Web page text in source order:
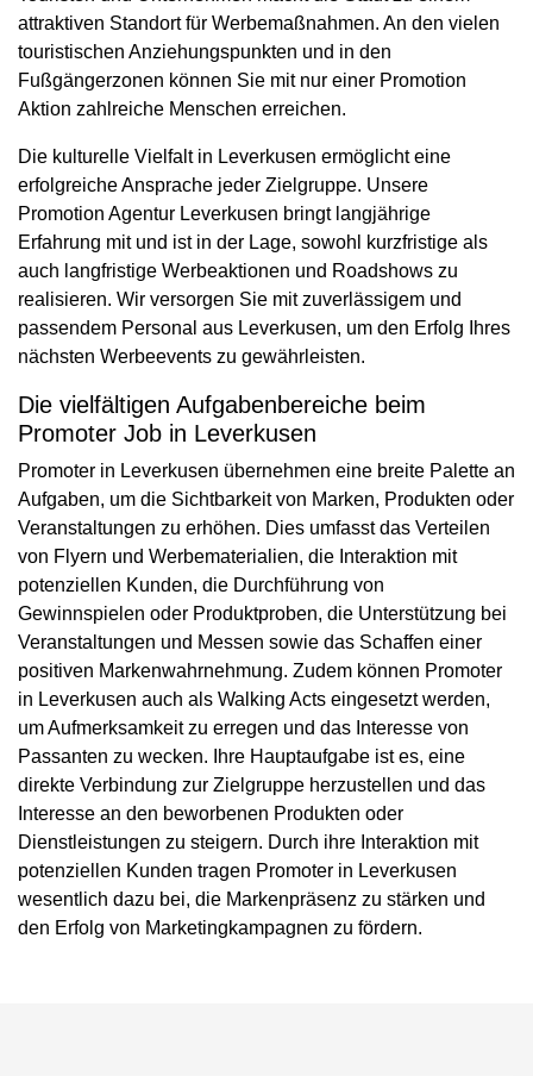
attraktiven Standort für Werbemaßnahmen. An den vielen
touristischen Anziehungspunkten und in den
Fußgängerzonen können Sie mit nur einer Promotion
Aktion zahlreiche Menschen erreichen.
Die kulturelle Vielfalt in Leverkusen ermöglicht eine
erfolgreiche Ansprache jeder Zielgruppe. Unsere
Promotion Agentur Leverkusen bringt langjährige
Erfahrung mit und ist in der Lage, sowohl kurzfristige als
auch langfristige Werbeaktionen und Roadshows zu
realisieren. Wir versorgen Sie mit zuverlässigem und
passendem Personal aus Leverkusen, um den Erfolg Ihres
nächsten Werbeevents zu gewährleisten.
Die vielfältigen Aufgabenbereiche beim
Promoter Job in Leverkusen
Promoter in Leverkusen übernehmen eine breite Palette an
Aufgaben, um die Sichtbarkeit von Marken, Produkten oder
Veranstaltungen zu erhöhen. Dies umfasst das Verteilen
von Flyern und Werbematerialien, die Interaktion mit
potenziellen Kunden, die Durchführung von
Gewinnspielen oder Produktproben, die Unterstützung bei
Veranstaltungen und Messen sowie das Schaffen einer
positiven Markenwahrnehmung. Zudem können Promoter
in Leverkusen auch als Walking Acts eingesetzt werden,
um Aufmerksamkeit zu erregen und das Interesse von
Passanten zu wecken. Ihre Hauptaufgabe ist es, eine
direkte Verbindung zur Zielgruppe herzustellen und das
Interesse an den beworbenen Produkten oder
Dienstleistungen zu steigern. Durch ihre Interaktion mit
potenziellen Kunden tragen Promoter in Leverkusen
wesentlich dazu bei, die Markenpräsenz zu stärken und
den Erfolg von Marketingkampagnen zu fördern.